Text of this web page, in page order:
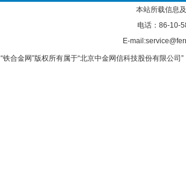
本站所载信息
电话：86-10-
E-
“铁合金网”版权所有属于“北京中金网信科技股份有限公司